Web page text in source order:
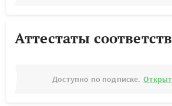
Аттестаты
Доступно по подписке.